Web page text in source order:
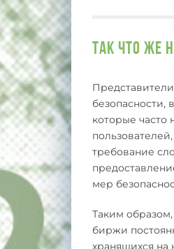
Так что же
безопасности,
которые часто
требование
мер
Таким
биржи
хранящихся на